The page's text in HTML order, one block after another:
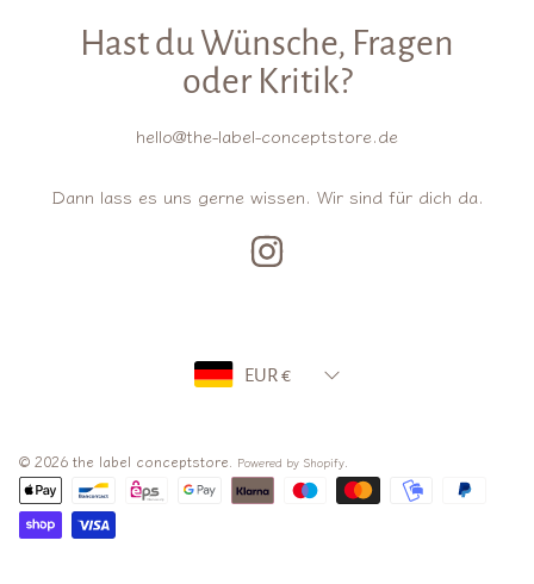
Hast du Wünsche, Fragen
oder Kritik?
hello@the-label-conceptstore.de
Dann lass es uns gerne wissen. Wir sind für dich da.
© 2026 the label conceptstore. Powered by Shopify
Zahlungsarten
EUR €